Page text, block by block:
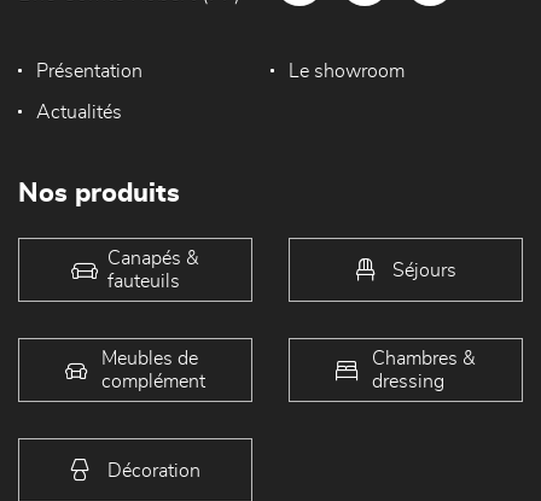
Présentation Le showroom
Actualités
Nos produits
Canapés &
fauteuils
Séjours
Meubles de
complément
Chambres &
dressing
Décoration